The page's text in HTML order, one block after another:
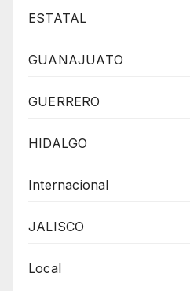
ESTATAL
GUANAJUATO
GUERRERO
HIDALGO
Internacional
JALISCO
Local